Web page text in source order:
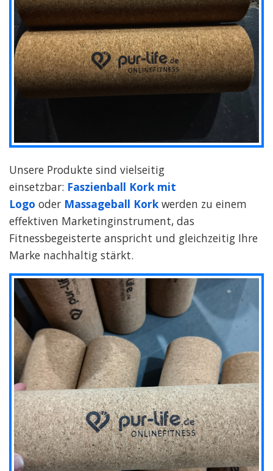
Unsere Produkte sind vielseitig
einsetzbar: Faszienball Kork mit
Logo oder Massageball Korkwerden zu einem
effektiven Marketinginstrument, das
Fitnessbegeisterte anspricht und gleichzeitig Ihre
Marke nachhaltig stärkt.